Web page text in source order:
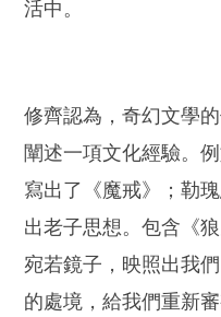
活中。
修齊認為，奇幻文學
闡述一項文化經驗。
寫出了《魔戒》；勒
出老子思想。包含《
宛若鏡子，映照出我
的處境，給我們重新